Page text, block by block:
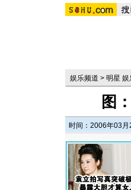
娱乐频道 > 明星 娱
图
时间：2006年03